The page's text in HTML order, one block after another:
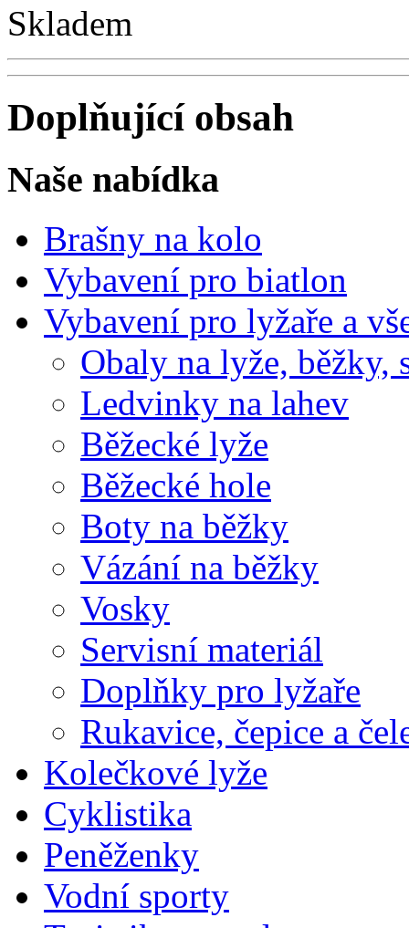
Skladem
Doplňující obsah
Naše nabídka
Brašny na kolo
Vybavení pro biatlon
Vybavení pro lyžaře a
Obaly na lyže, běžky,
Ledvinky na lahev
Běžecké lyže
Běžecké hole
Boty na běžky
Vázání na běžky
Vosky
Servisní materiál
Doplňky pro lyžaře
Rukavice, čepice a
Kolečkové lyže
Cyklistika
Peněženky
Vodní sporty